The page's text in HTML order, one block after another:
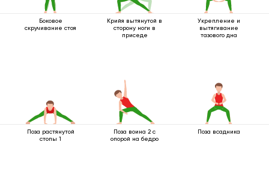
Боковое
скручивание стоя
Крийя вытянутой в
сторону ноги в
приседе
Укрепление и
вытягивание
тазового дна
Поза растянутой
стопы 1
Поза воина 2 с
опорой на бедро
Поза всадника